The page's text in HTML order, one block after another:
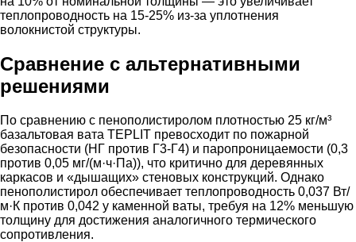
теплопроводность на 15-25% из-за уплотнения
волокнистой структуры.
Сравнение с альтернативными
решениями
По сравнению с пенополистиролом плотностью 25 кг/м³
базальтовая вата TEPLIT превосходит по пожарной
безопасности (НГ против Г3-Г4) и паропроницаемости (0,3
против 0,05 мг/(м·ч·Па)), что критично для деревянных
каркасов и «дышащих» стеновых конструкций. Однако
пенополистирол обеспечивает теплопроводность 0,037 Вт/
м·К против 0,042 у каменной ваты, требуя на 12% меньшую
толщину для достижения аналогичного термического
сопротивления.